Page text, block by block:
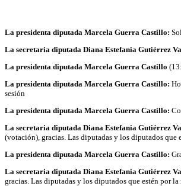
La presidenta diputada Marcela Guerra Castillo:
La secretaria diputada Diana Estefania Gutiérrez
La presidenta diputada Marcela Guerra Castillo
La presidenta diputada Marcela Guerra Castillo:
sesión
La presidenta diputada Marcela Guerra Castillo:
La secretaria diputada Diana Estefania Gutiérrez
(votación), gracias. Las diputadas y los diputados
La presidenta diputada Marcela Guerra Castillo:
La secretaria diputada Diana Estefania Gutiérrez
gracias. Las diputadas y los diputados que estén por